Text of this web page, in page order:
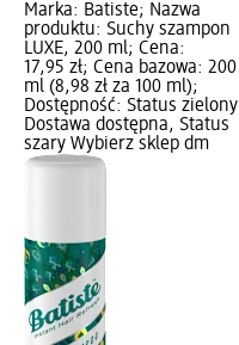
Marka: Batiste; Nazwa
produktu: Suchy szampon
LUXE, 200 ml; Cena:
17,95 zł; Cena bazowa: 200
ml (8,98 zł za 100 ml);
Dostępność: Status zielony
Dostawa dostępna, Status
szary Wybierz sklep dm